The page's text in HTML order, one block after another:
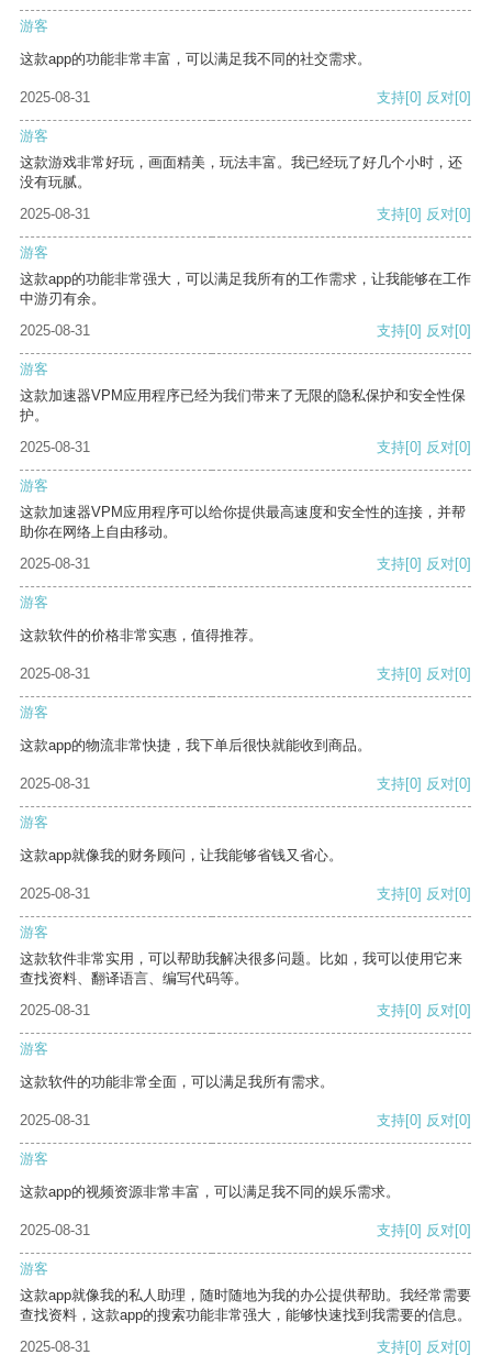
游客
这款app的功能非常丰富，可以满足我不同的社交需求。
2025-08-31 支持[0] 反对[0]
游客
这款游戏非常好玩，画面精美，玩法丰富。我已经玩了好几个小时，还
没有玩腻。
2025-08-31
支持[0] 反对[0]
游客
这款app的功能非常强大，可以满足我所有的工作需求，让我能够在工作
中游刃有余。
2025-08-31
支持[0] 反对[0]
游客
这款加速器VPM应用程序已经为我们带来了无限的隐私保护和安全性保
护。
2025-08-31
支持[0] 反对[0]
游客
这款加速器VPM应用程序可以给你提供最高速度和安全性的连接，并帮
助你在网络上自由移动。
2025-08-31
支持[0] 反对[0]
游客
这款软件的价格非常实惠，值得推荐。
2025-08-31 支持[0] 反对[0]
游客
这款app的物流非常快捷，我下单后很快就能收到商品。
2025-08-31 支持[0] 反对[0]
游客
这款app就像我的财务顾问，让我能够省钱又省心。
2025-08-31 支持[0] 反对[0]
游客
这款软件非常实用，可以帮助我解决很多问题。比如，我可以使用它来
查找资料、翻译语言、编写代码等。
2025-08-31
支持[0] 反对[0]
游客
这款软件的功能非常全面，可以满足我所有需求。
2025-08-31 支持[0] 反对[0]
游客
这款app的视频资源非常丰富，可以满足我不同的娱乐需求。
2025-08-31 支持[0] 反对[0]
游客
这款app就像我的私人助理，随时随地为我的办公提供帮助。我经常需要
查找资料，这款app的搜索功能非常强大，能够快速找到我需要的信息。
2025-08-31
支持[0] 反对[0]